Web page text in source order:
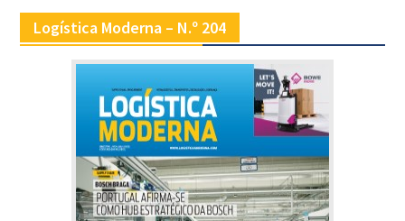
Logística Moderna – N.º 204